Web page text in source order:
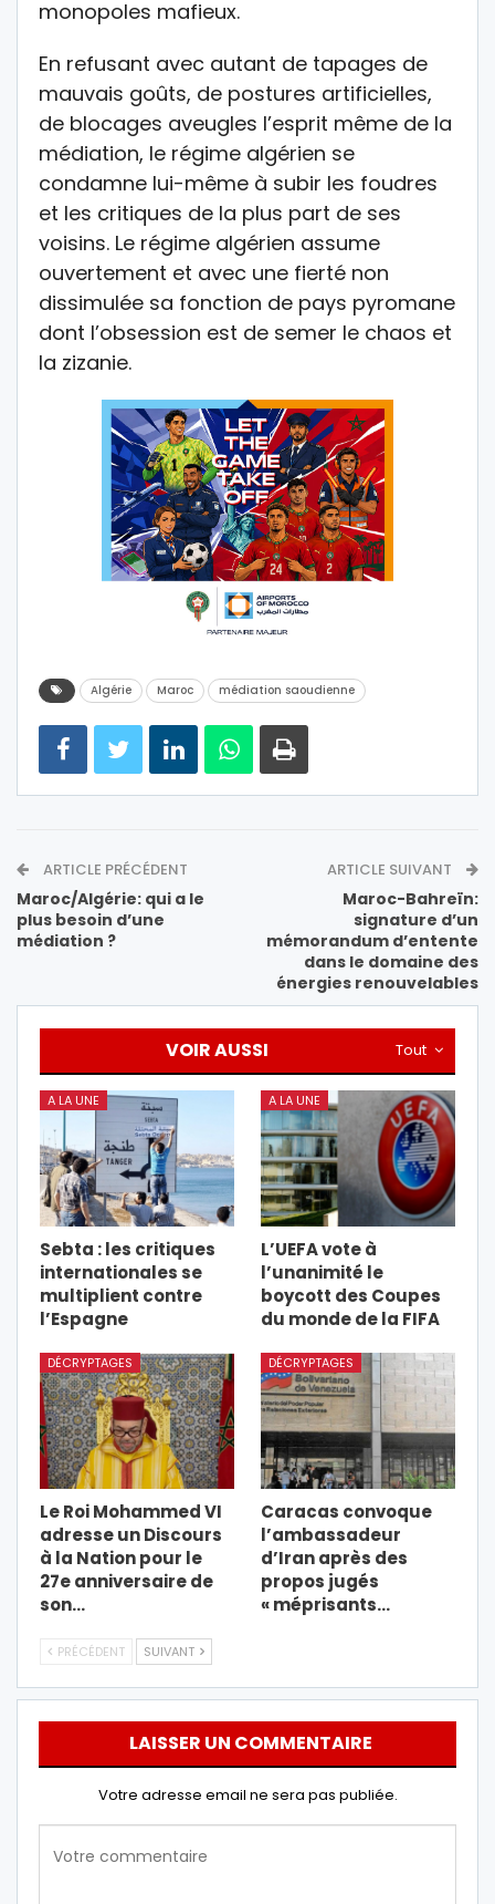
monopoles mafieux.
En refusant avec autant de tapages de
mauvais goûts, de postures artificielles,
de blocages aveugles l’esprit même de la
médiation, le régime algérien se
condamne lui-même à subir les foudres
et les critiques de la plus part de ses
voisins. Le régime algérien assume
ouvertement et avec une fierté non
dissimulée sa fonction de pays pyromane
dont l’obsession est de semer le chaos et
la zizanie.
Algérie Maroc médiation saoudienne
ARTICLE PRÉCÉDENT
Maroc/Algérie: qui a le
plus besoin d’une
médiation ?
ARTICLE SUIVANT
Maroc-Bahreïn:
signature d’un
mémorandum d’entente
dans le domaine des
énergies renouvelables
Tout
VOIR AUSSI
A LA UNE
Sebta : les critiques
internationales se
multiplient contre
l’Espagne
A LA UNE
L’UEFA vote à
l’unanimité le
boycott des Coupes
du monde de la FIFA
DÉCRYPTAGES
Le Roi Mohammed VI
adresse un Discours
à la Nation pour le
27e anniversaire de
son…
DÉCRYPTAGES
Caracas convoque
l’ambassadeur
d’Iran après des
propos jugés
« méprisants…
PRÉCÉDENT SUIVANT
LAISSER UN COMMENTAIRE
Votre adresse email ne sera pas publiée.